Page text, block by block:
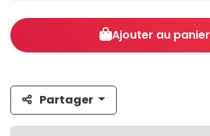
Ajouter au panier
Partager